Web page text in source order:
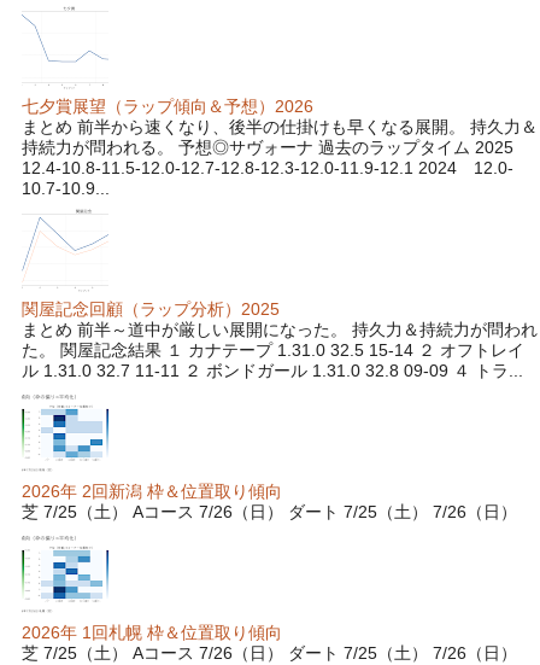
七夕賞展望（ラップ傾向＆予想）2026
まとめ 前半から速くなり、後半の仕掛けも早くなる展開。 持久力＆
持続力が問われる。 予想◎サヴォーナ 過去のラップタイム 2025
12.4-10.8-11.5-12.0-12.7-12.8-12.3-12.0-11.9-12.1 2024 12.0-
10.7-10.9...
関屋記念回顧（ラップ分析）2025
まとめ 前半～道中が厳しい展開になった。 持久力＆持続力が問われ
た。 関屋記念結果 １ カナテープ 1.31.0 32.5 15-14 ２ オフトレイ
ル 1.31.0 32.7 11-11 ２ ボンドガール 1.31.0 32.8 09-09 ４ トラ...
2026年 2回新潟 枠＆位置取り傾向
芝 7/25（土） Aコース 7/26（日） ダート 7/25（土） 7/26（日）
2026年 1回札幌 枠＆位置取り傾向
芝 7/25（土） Aコース 7/26（日） ダート 7/25（土） 7/26（日）